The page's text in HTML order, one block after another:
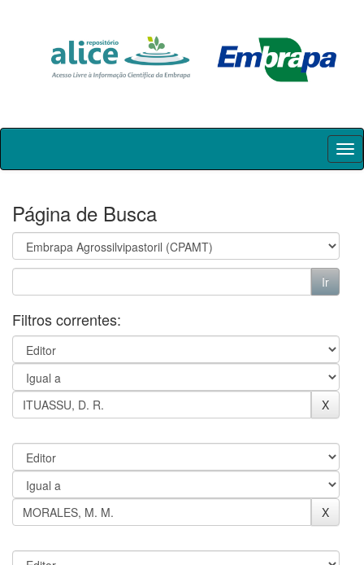
Skip
Página de Busca
Filtros correntes: